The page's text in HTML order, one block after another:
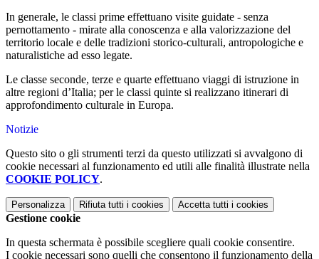
In generale, le classi prime effettuano visite guidate - senza
pernottamento - mirate alla conoscenza e alla valorizzazione del
territorio locale e delle tradizioni storico-culturali, antropologiche e
naturalistiche ad esso legate.
Le classe seconde, terze e quarte effettuano viaggi di istruzione in
altre regioni d’Italia; per le classi quinte si realizzano itinerari di
approfondimento culturale in Europa.
Notizie
Questo sito o gli strumenti terzi da questo utilizzati si avvalgono di
cookie necessari al funzionamento ed utili alle finalità illustrate nella
COOKIE POLICY.
Personalizza Rifiuta tutti i cookies Accetta tutti i cookies
Gestione cookie
In questa schermata è possibile scegliere quali cookie consentire.
I cookie necessari sono quelli che consentono il funzionamento della